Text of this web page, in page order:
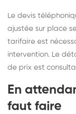
Le devis
ajustée sur place
tarifaire est
intervention. Le
de prix est
En
faut faire